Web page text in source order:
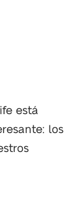
está
los